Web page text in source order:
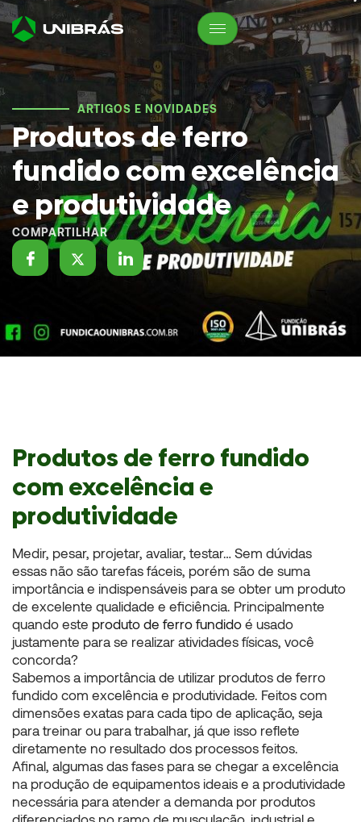
ARTIGOS E NOVIDADES
Produtos de ferro
fundido com excelência
e produtividade
COMPARTILHAR
Produtos de ferro fundido
com excelência e
produtividade
Medir, pesar, projetar, avaliar, testar… Sem dúvidas
essas não são tarefas fáceis, porém são de suma
importância e indispensáveis para se obter um produto
de excelente qualidade e eficiência. Principalmente
quando este produto de ferro fundido é usado
justamente para se realizar atividades físicas, você
concorda?
Sabemos a importância de utilizar produtos de ferro
fundido com excelência e produtividade. Feitos com
dimensões exatas para cada tipo de aplicação, seja
para treinar ou para trabalhar, já que isso reflete
diretamente no resultado dos processos feitos.
Afinal, algumas das fases para se chegar a excelência
na produção de equipamentos ideais e a produtividade
necessária para atender a demanda por produtos